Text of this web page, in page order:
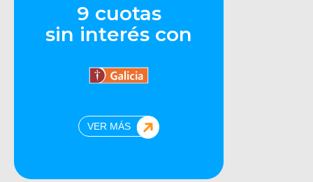
9 cuotas
sin interés con
VER MÁS